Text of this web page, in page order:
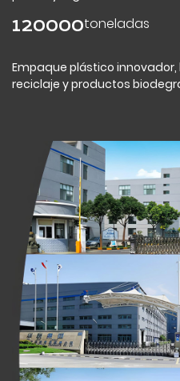
120000toneladas
Empaque plástico
reciclaje y productos